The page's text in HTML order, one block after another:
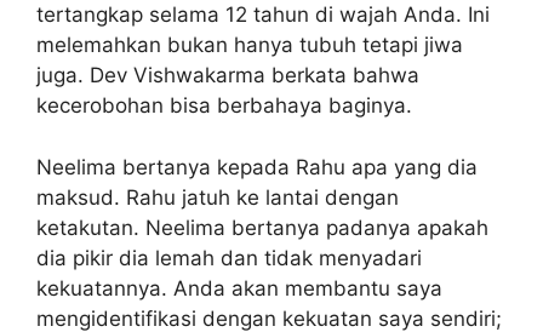
tertangkap selama 12 tahun di wajah Anda. Ini
melemahkan bukan hanya tubuh tetapi jiwa
juga. Dev Vishwakarma berkata bahwa
kecerobohan bisa berbahaya baginya.
Neelima bertanya kepada Rahu apa yang dia
maksud. Rahu jatuh ke lantai dengan
ketakutan. Neelima bertanya padanya apakah
dia pikir dia lemah dan tidak menyadari
kekuatannya. Anda akan membantu saya
mengidentifikasi dengan kekuatan saya sendiri;